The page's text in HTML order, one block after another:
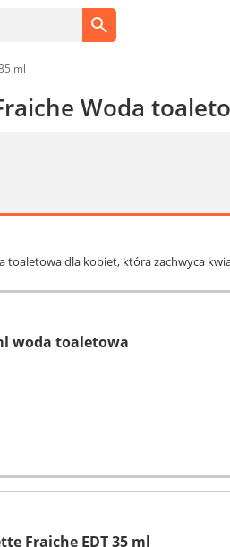
ml
Woda
toaletowa dla kobiet, która zachwyca
woda toaletowa
Fraiche EDT 35 ml